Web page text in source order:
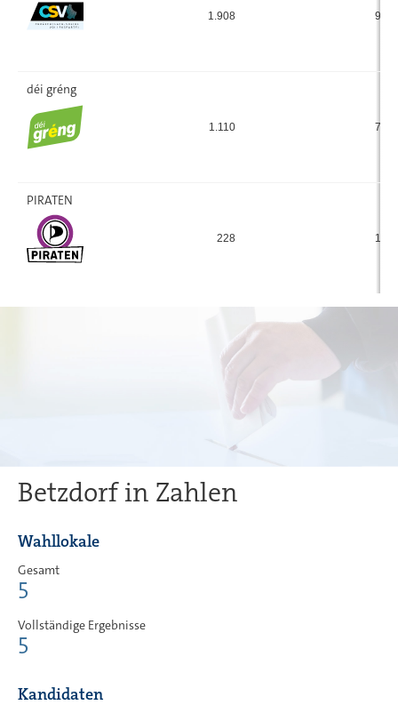
1.908 986
déi gréng
1.110 717
PIRATEN
228 123
Betzdorf in Zahlen
Wahllokale
Gesamt
5
Vollständige Ergebnisse
5
Kandidaten